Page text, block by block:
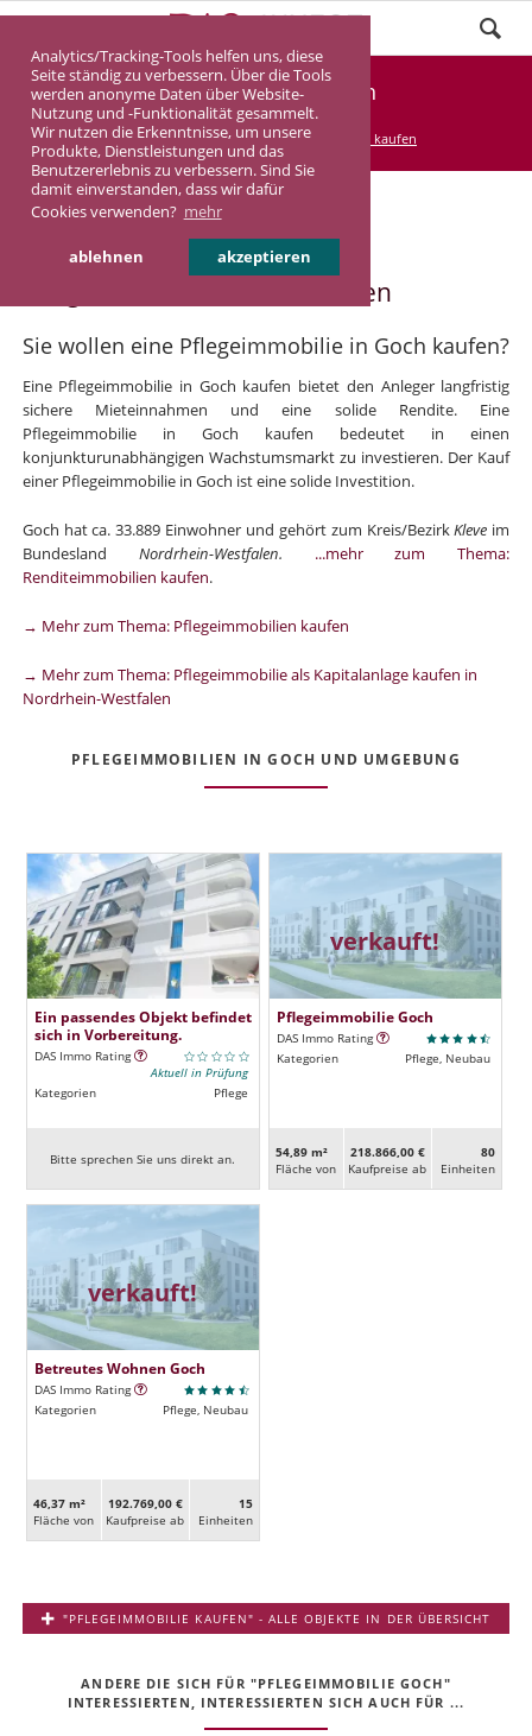
Analytics/Tracking-Tools helfen uns, diese
Seite ständig zu verbessern. Über die Tools
werden anonyme Daten über Website-
Nutzung und -Funktionalität gesammelt.
Wir nutzen die Erkenntnisse, um unsere
Produkte, Dienstleistungen und das
Benutzererlebnis zu verbessern. Sind Sie
damit einverstanden, dass wir dafür
Cookies verwenden? mehr
ablehnen akzeptieren
Pflegeimmobilie Goch
DASINVEST Service Pflegeimmobilie kaufen
Pflegeimmobilie in Goch
Pflegeimmobilie in Goch kaufen
Sie wollen eine Pflegeimmobilie in Goch kaufen?
Eine Pflegeimmobilie in Goch kaufen bietet den Anleger langfristig
sichere Mieteinnahmen und eine solide Rendite. Eine
Pflegeimmobilie in Goch kaufen bedeutet in einen
konjunkturunabhängigen Wachstumsmarkt zu investieren. Der Kauf
einer Pflegeimmobilie in Goch ist eine solide Investition.
Goch hat ca. 33.889 Einwohner und gehört zum Kreis/BezirkKleve im
Bundesland Nordrhein-Westfalen. ...mehr zum Thema:
Renditeimmobilien kaufen.
→ Mehr zum Thema: Pflegeimmobilien kaufen
→ Mehr zum Thema: Pflegeimmobilie als Kapitalanlage kaufen in
Nordrhein-Westfalen
PFLEGEIMMOBILIEN IN GOCH UND UMGEBUNG
Ein passendes Objekt befindet
sich in Vorbereitung.
DAS Immo Rating
Aktuell in Prüfung
Kategorien
Pflege
Bitte sprechen Sie uns direkt an.
verkauft!
Pflegeimmobilie Goch
DAS Immo Rating
Kategorien
Pflege, Neubau
54,89 m²
Fläche von
218.866,00 €
Kaufpreise ab
80
Ein­heiten
verkauft!
Betreutes Wohnen Goch
DAS Immo Rating
Kategorien
Pflege, Neubau
46,37 m²
Fläche von
192.769,00 €
Kaufpreise ab
15
Ein­heiten
"PFLEGEIMMOBILIE KAUFEN" - ALLE OBJEKTE IN DER ÜBERSICHT
ANDERE DIE SICH FÜR "PFLEGEIMMOBILIE GOCH"
INTERESSIERTEN, INTERESSIERTEN SICH AUCH FÜR ...